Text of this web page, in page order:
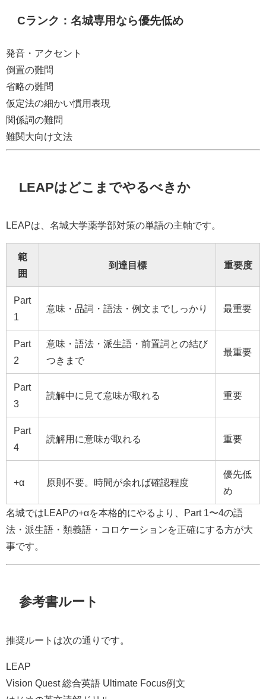
Cランク：名城専用なら優先低め
発音・アクセント
倒置の難問
省略の難問
仮定法の細かい慣用表現
関係詞の難問
難関大向け文法
LEAPはどこまでやるべきか
LEAPは、名城大学薬学部対策の単語の主軸です。
範
囲
到達目標 重要度
Part
1
意味・品詞・語法・例文までしっかり 最重要
Part
2
意味・語法・派生語・前置詞との結び
つきまで
最重要
Part
3
読解中に見て意味が取れる 重要
Part
4
読解用に意味が取れる 重要
+α 原則不要。時間が余れば確認程度
優先低
め
名城ではLEAPの+αを本格的にやるより、Part 1〜4の語
法・派生語・類義語・コロケーションを正確にする方が大
事です。
参考書ルート
推奨ルートは次の通りです。
LEAP
Vision Quest 総合英語 Ultimate Focus例文